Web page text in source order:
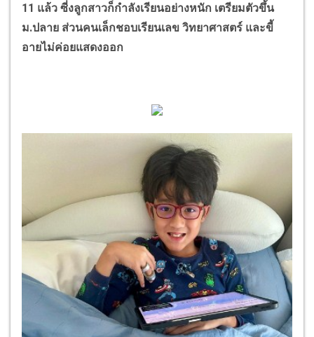
11 แล้ว ซี่งลูกสาวก็กำลังเรียนอย่างหนัก เตรียมตัวขึ้น
ม.ปลาย ส่วนคนเล็กชอบเรียนเลข วิทยาศาสตร์ และขี้
อายไม่ค่อยแสดงออก